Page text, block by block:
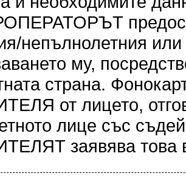
непълнолетния
му,
страна.
от лицето,
лице със
заявява това